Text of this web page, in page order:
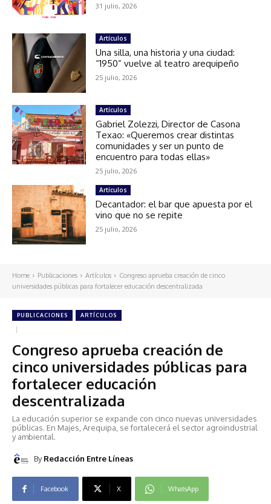
31 julio, 2026
Artículos
Una silla, una historia y una ciudad:
“1950” vuelve al teatro arequipeño
25 julio, 2026
Artículos
Gabriel Zolezzi, Director de Casona
Texao: «Queremos crear distintas
comunidades y ser un punto de
encuentro para todas ellas»
25 julio, 2026
Artículos
Decantador: el bar que apuesta por el
vino que no se repite
25 julio, 2026